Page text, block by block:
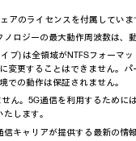
アのライセンスを付属していま
ノロジーの最大動作周波数は、
ブ) は全領域がNTFSフォーマ
変更することはできません。
での動作は保証されません。
ん。5G通信を利用するため
します。
キャリアが提供する最新の情